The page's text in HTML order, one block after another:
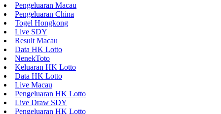
Pengeluaran Macau
Pengeluaran China
Togel Hongkong
Live SDY
Result Macau
Data HK Lotto
NenekToto
Keluaran HK Lotto
Data HK Lotto
Live Macau
Pengeluaran HK Lotto
Live Draw SDY
Pengeluaran HK Lotto